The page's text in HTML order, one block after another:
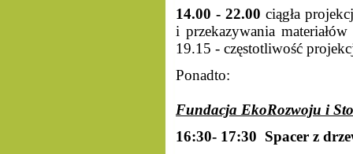
14.00 - 22.00 ciągła
i przekazywania
19.15 - częstotliwość
Ponadto:
Fundacja EkoRozwoju i
16:30- 17:30 Spacer z